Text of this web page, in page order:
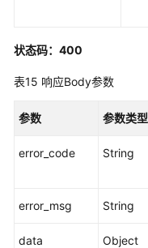
状态码：400
表15 响应Body参数
参数 参数类型
error_code String
error_msg String
data Object